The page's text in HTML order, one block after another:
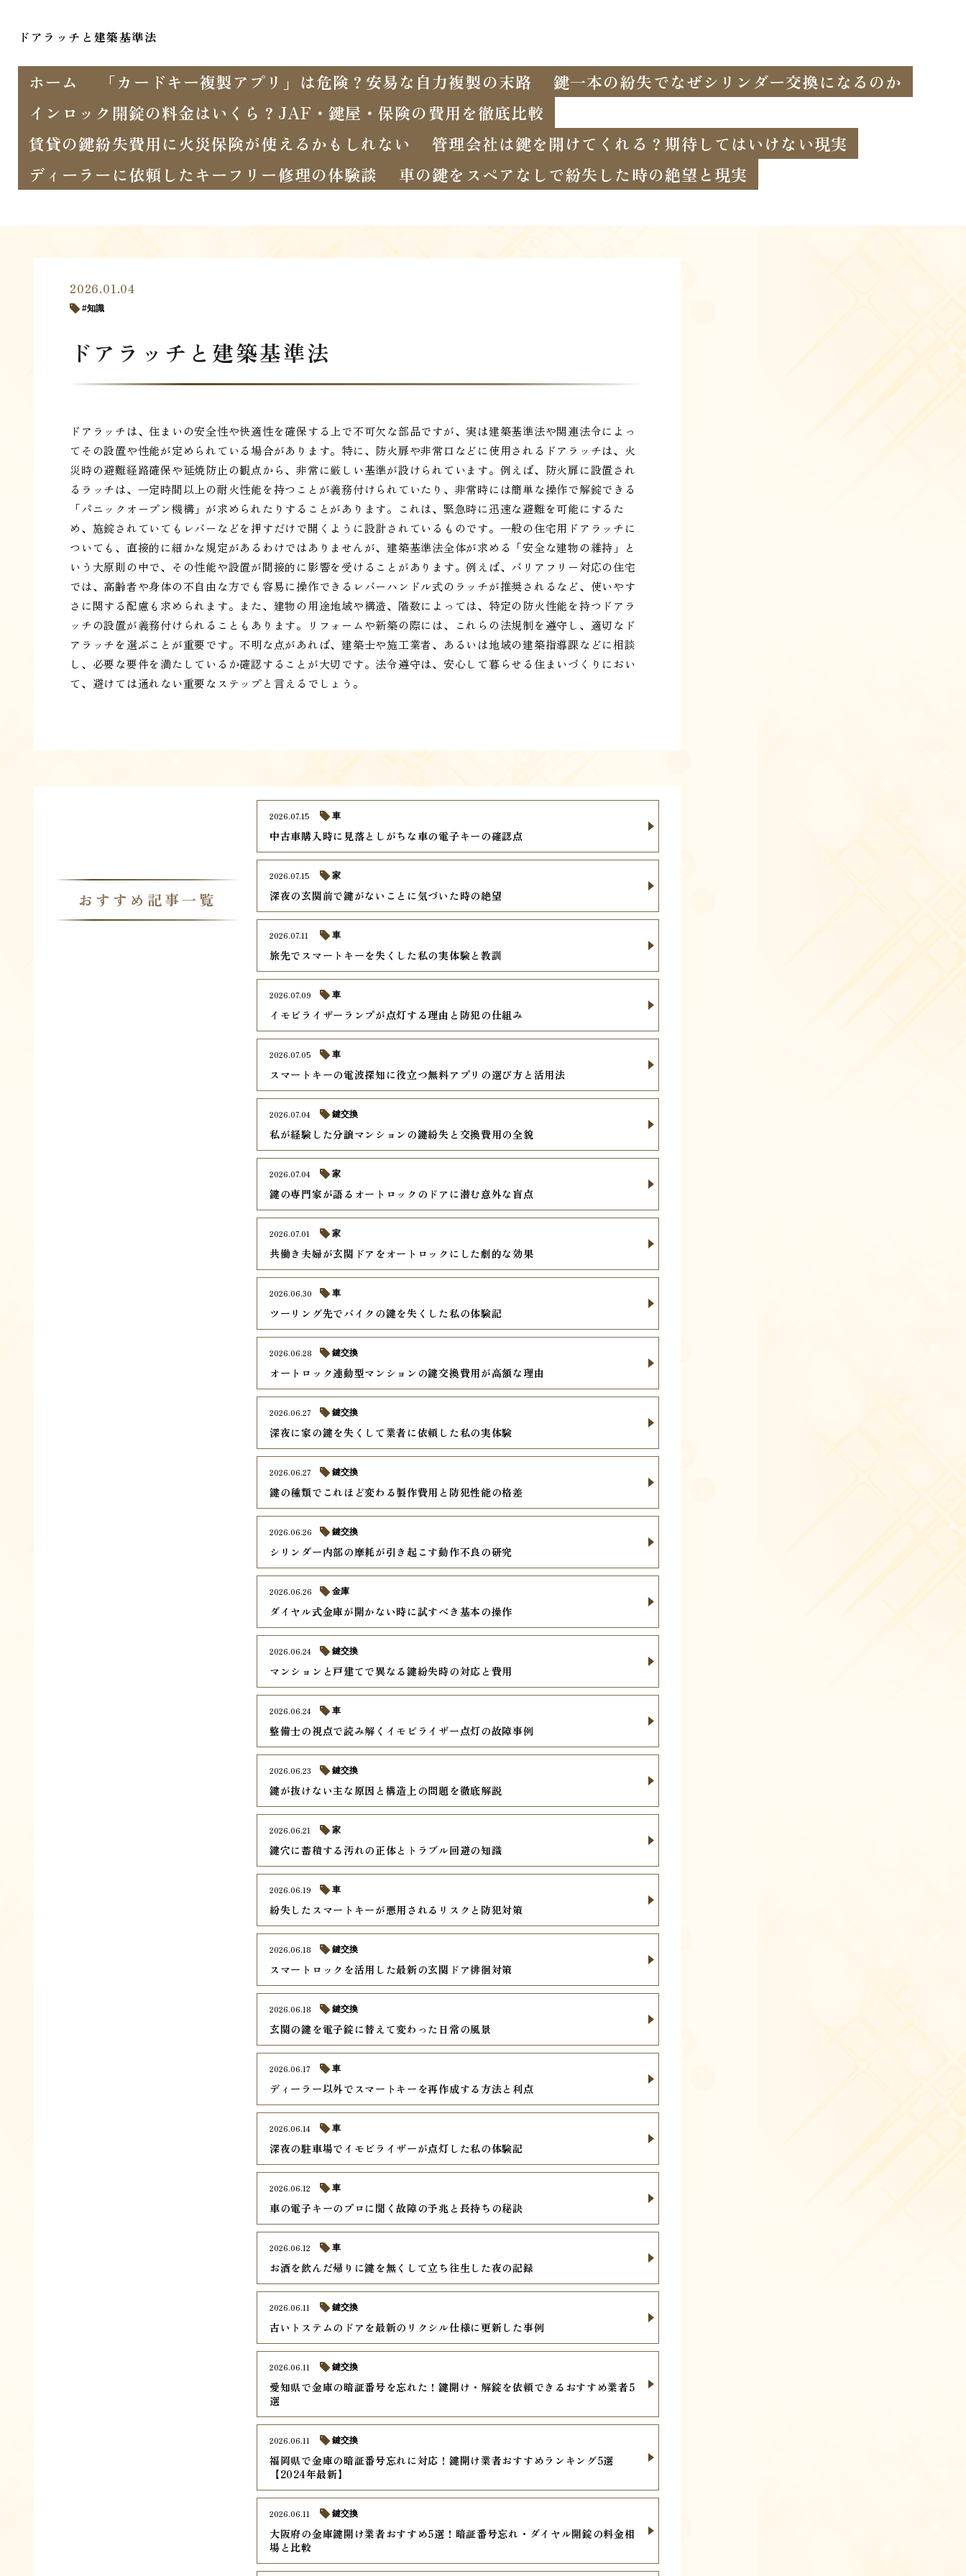
ドアラッチと建築基準法
ホーム 「カードキー複製アプリ」は危険？安易な自力複製の末路
鍵一本の紛失でなぜシリンダー交換になるのか
インロック開錠の料金はいくら？JAF・鍵屋・保険の費用を徹底比較
賃貸の鍵紛失費用に火災保険が使えるかもしれない
管理会社は鍵を開けてくれる？期待してはいけない現実
ディーラーに依頼したキーフリー修理の体験談
車の鍵をスペアなしで紛失した時の絶望と現実
2026.01.04
知識
ドアラッチと建築基準法
ドアラッチは、住まいの安全性や快適性を確保する上で不可欠な部品ですが、実は建築基準法や関連法令によっ
てその設置や性能が定められている場合があります。特に、防火扉や非常口などに使用されるドアラッチは、火
災時の避難経路確保や延焼防止の観点から、非常に厳しい基準が設けられています。例えば、防火扉に設置され
るラッチは、一定時間以上の耐火性能を持つことが義務付けられていたり、非常時には簡単な操作で解錠できる
「パニックオープン機構」が求められたりすることがあります。これは、緊急時に迅速な避難を可能にするた
め、施錠されていてもレバーなどを押すだけで開くように設計されているものです。一般の住宅用ドアラッチに
ついても、直接的に細かな規定があるわけではありませんが、建築基準法全体が求める「安全な建物の維持」と
いう大原則の中で、その性能や設置が間接的に影響を受けることがあります。例えば、バリアフリー対応の住宅
では、高齢者や身体の不自由な方でも容易に操作できるレバーハンドル式のラッチが推奨されるなど、使いやす
さに関する配慮も求められます。また、建物の用途地域や構造、階数によっては、特定の防火性能を持つドアラ
ッチの設置が義務付けられることもあります。リフォームや新築の際には、これらの法規制を遵守し、適切なド
アラッチを選ぶことが重要です。不明な点があれば、建築士や施工業者、あるいは地域の建築指導課などに相談
し、必要な要件を満たしているか確認することが大切です。法令遵守は、安心して暮らせる住まいづくりにおい
て、避けては通れない重要なステップと言えるでしょう。
おすすめ記事一覧
中古車購入時に見落としがちな車の電子キーの確認点
2026.07.15 車
深夜の玄関前で鍵がないことに気づいた時の絶望
2026.07.15 家
旅先でスマートキーを失くした私の実体験と教訓
2026.07.11 車
イモビライザーランプが点灯する理由と防犯の仕組み
2026.07.09 車
スマートキーの電波探知に役立つ無料アプリの選び方と活用法
2026.07.05 車
私が経験した分譲マンションの鍵紛失と交換費用の全貌
2026.07.04 鍵交換
鍵の専門家が語るオートロックのドアに潜む意外な盲点
2026.07.04 家
共働き夫婦が玄関ドアをオートロックにした劇的な効果
2026.07.01 家
ツーリング先でバイクの鍵を失くした私の体験記
2026.06.30 車
オートロック連動型マンションの鍵交換費用が高額な理由
2026.06.28 鍵交換
深夜に家の鍵を失くして業者に依頼した私の実体験
2026.06.27 鍵交換
鍵の種類でこれほど変わる製作費用と防犯性能の格差
2026.06.27 鍵交換
シリンダー内部の摩耗が引き起こす動作不良の研究
2026.06.26 鍵交換
ダイヤル式金庫が開かない時に試すべき基本の操作
2026.06.26 金庫
マンションと戸建てで異なる鍵紛失時の対応と費用
2026.06.24 鍵交換
整備士の視点で読み解くイモビライザー点灯の故障事例
2026.06.24 車
鍵が抜けない主な原因と構造上の問題を徹底解説
2026.06.23 鍵交換
鍵穴に蓄積する汚れの正体とトラブル回避の知識
2026.06.21 家
紛失したスマートキーが悪用されるリスクと防犯対策
2026.06.19 車
スマートロックを活用した最新の玄関ドア徘徊対策
2026.06.18 鍵交換
玄関の鍵を電子錠に替えて変わった日常の風景
2026.06.18 鍵交換
ディーラー以外でスマートキーを再作成する方法と利点
2026.06.17 車
深夜の駐車場でイモビライザーが点灯した私の体験記
2026.06.14 車
車の電子キーのプロに聞く故障の予兆と長持ちの秘訣
2026.06.12 車
お酒を飲んだ帰りに鍵を無くして立ち往生した夜の記録
2026.06.12 車
古いトステムのドアを最新のリクシル仕様に更新した事例
2026.06.11 鍵交換
愛知県で金庫の暗証番号を忘れた！鍵開け・解錠を依頼できるおすすめ業者5
選
2026.06.11 鍵交換
福岡県で金庫の暗証番号忘れに対応！鍵開け業者おすすめランキング5選
【2024年最新】
2026.06.11 鍵交換
大阪府の金庫鍵開け業者おすすめ5選！暗証番号忘れ・ダイヤル開錠の料金相
場と比較
2026.06.11 鍵交換